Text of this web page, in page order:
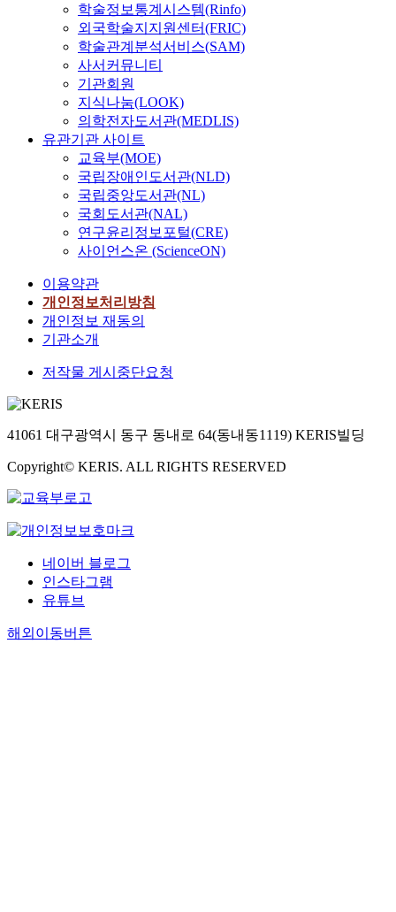
학술정보통계시스템(Rinfo)
외국학술지지원센터(FRIC)
학술관계분석서비스(SAM)
사서커뮤니티
기관회원
지식나눔(LOOK)
의학전자도서관(MEDLIS)
유관기관 사이트
교육부(MOE)
국립장애인도서관(NLD)
국립중앙도서관(NL)
국회도서관(NAL)
연구윤리정보포털(CRE)
사이언스온 (ScienceON)
이용약관
개인정보처리방침
개인정보 재동의
기관소개
저작물 게시중단요청
41061 대구광역시 동구 동내로 64(동내동1119) KERIS빌딩
Copyright© KERIS. ALL RIGHTS RESERVED
네이버 블로그
인스타그램
유튜브
해외이동버튼